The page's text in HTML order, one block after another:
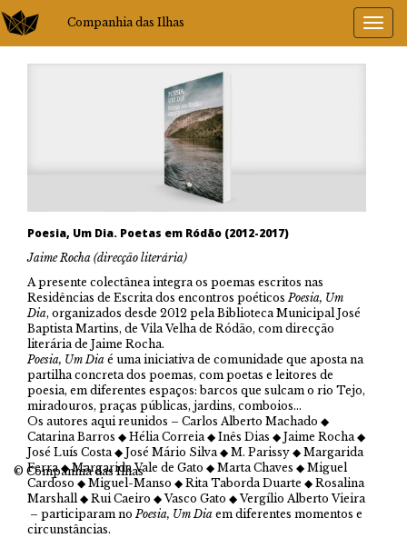
Companhia das Ilhas
Poesia, Um Dia. Poetas em Ródão (2012-2017)
Jaime Rocha (direcção literária)
A presente colectânea integra os poemas escritos nas
Residências de Escrita dos encontros poéticosPoesia, Um
Dia, organizados desde 2012 pela Biblioteca Municipal José
Baptista Martins, de Vila Velha de Ródão, com direcção
literária de Jaime Rocha.
Poesia, Um Dia é uma iniciativa de comunidade que aposta na
partilha concreta dos poemas, com poetas e leitores de
poesia, em diferentes espaços: barcos que sulcam o rio Tejo,
miradouros, praças públicas, jardins, comboios…
Os autores aqui reunidos – Carlos Alberto Machado ◆
Catarina Barros ◆ Hélia Correia ◆ Inês Dias ◆ Jaime Rocha ◆
José Luís Costa ◆ José Mário Silva ◆ M. Parissy ◆ Margarida
Ferra ◆ Margarida Vale de Gato ◆ Marta Chaves ◆ Miguel
Cardoso ◆ Miguel-Manso ◆ Rita Taborda Duarte ◆ Rosalina
Marshall ◆ Rui Caeiro ◆ Vasco Gato ◆ Vergílio Alberto Vieira
– participaram noPoesia, Um Dia em diferentes momentos e
circunstâncias.
© Companhia das Ilhas